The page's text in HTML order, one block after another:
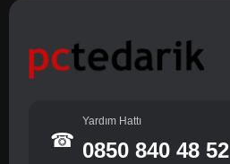
☎
Yardım Hattı
0850 840 48 52